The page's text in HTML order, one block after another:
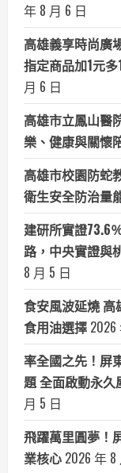
年 8 月 6 日
高雄義享時尚廣
指定商品加1元
月 6 日
高雄市立鳳山醫
樂、健康與關懷
高雄市校園防蛇
衛生安全防治量
建研所實證73.6
路，中央實證與
8 月 5 日
食安風波延燒
食用油選擇 2026
率全國之先！屏
題 全面啟動永久
月 5 日
飛躍萬里圓夢！
業核心 2026 年 8